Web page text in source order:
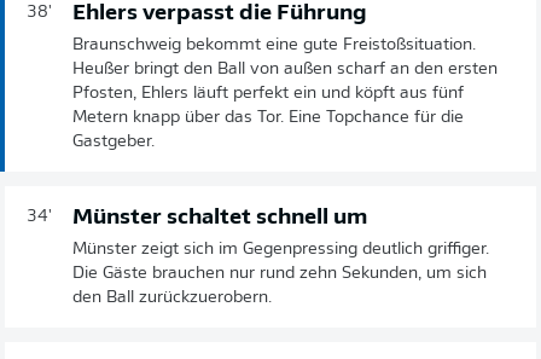
38' Ehlers verpasst die Führung
Braunschweig bekommt eine gute Freistoßsituation.
Heußer bringt den Ball von außen scharf an den ersten
Pfosten, Ehlers läuft perfekt ein und köpft aus fünf
Metern knapp über das Tor. Eine Topchance für die
Gastgeber.
34' Münster schaltet schnell um
Münster zeigt sich im Gegenpressing deutlich griffiger.
Die Gäste brauchen nur rund zehn Sekunden, um sich
den Ball zurückzuerobern.